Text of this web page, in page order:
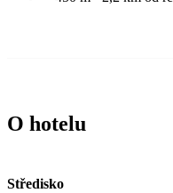
O hotelu
Středisko